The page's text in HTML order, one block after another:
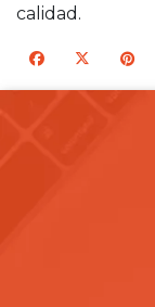
calidad.